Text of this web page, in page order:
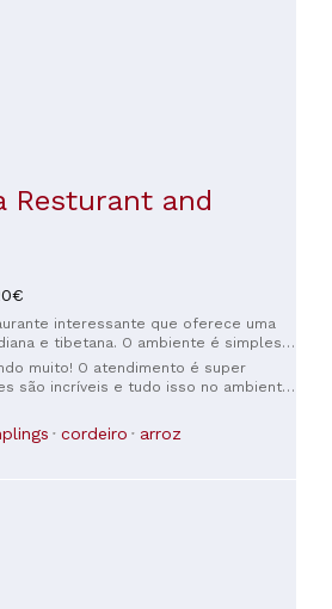
Resturant and
interessante que oferece uma
e tibetana. O ambiente é simples,
foi muito simpático e atencioso. A
e a relação custo-benefício foi
ótima opção para quem aprecia
muito! O atendimento é super
são incríveis e tudo isso no ambiente
cordeiro arroz